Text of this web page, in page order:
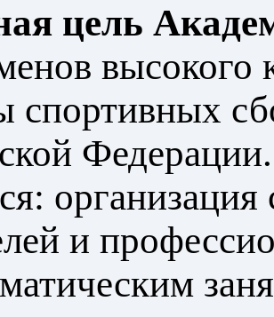
цель
высокого
спортивных
и